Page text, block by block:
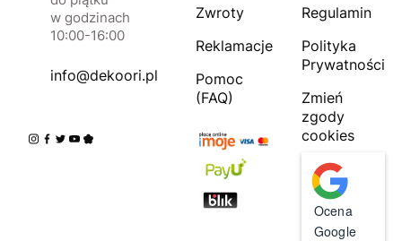
w godzinach
10:00-16:00
info@dekoori.pl
Zwroty
Reklamacje
Pomoc
(FAQ)
Regulamin
Polityka
Prywatności
Zmień
zgody
cookies
Ocena
Google